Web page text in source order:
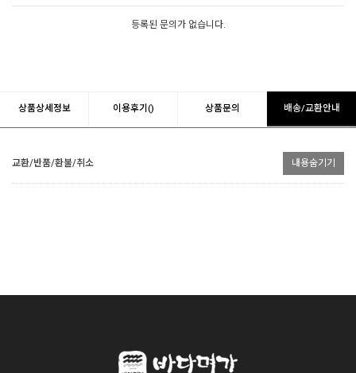
등록된 문의가 없습니다.
상품상세정보 이용후기() 상품문의 배송/교환안내
교환/반품/환불/취소 내용숨기기